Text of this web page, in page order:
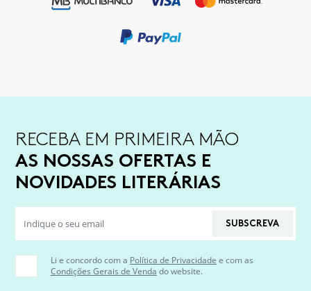
RECEBA EM PRIMEIRA MÃO
AS NOSSAS OFERTAS E
NOVIDADES LITERÁRIAS
SUBSCREVA
Li e concordo com a Política de Privacidade e com as
Condições Gerais de Venda do website.